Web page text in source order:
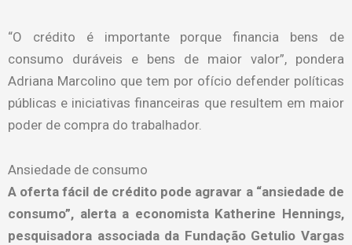
“O crédito é importante porque financia bens de
consumo duráveis e bens de maior valor”, pondera
Adriana Marcolino que tem por ofício defender políticas
públicas e iniciativas financeiras que resultem em maior
poder de compra do trabalhador.
Ansiedade de consumo
A oferta fácil de crédito pode agravar a “ansiedade de
consumo”, alerta a economista Katherine Hennings,
pesquisadora associada da Fundação Getulio Vargas